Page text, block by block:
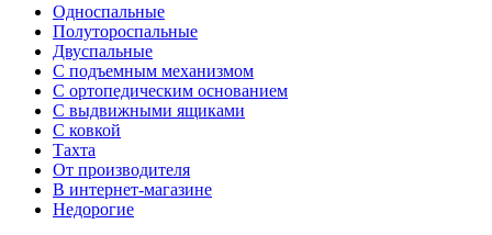
Односпальные
Полутороспальные
Двуспальные
С подъемным механизмом
С ортопедическим основанием
С выдвижными ящиками
С ковкой
Тахта
От производителя
В интернет-магазине
Недорогие